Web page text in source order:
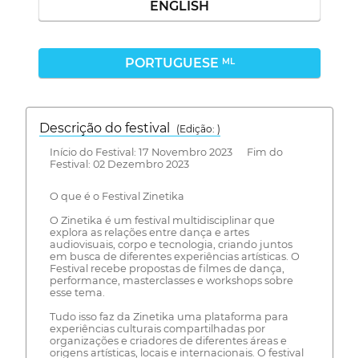
ENGLISH
PORTUGUESE ML
Descrição do festival
(Edição: )
Início do Festival: 17 Novembro 2023 Fim do
Festival: 02 Dezembro 2023
O que é o Festival Zinetika
O Zinetika é um festival multidisciplinar que
explora as relações entre dança e artes
audiovisuais, corpo e tecnologia, criando juntos
em busca de diferentes experiências artísticas. O
Festival recebe propostas de filmes de dança,
performance, masterclasses e workshops sobre
esse tema.
Tudo isso faz da Zinetika uma plataforma para
experiências culturais compartilhadas por
organizações e criadores de diferentes áreas e
origens artísticas, locais e internacionais. O festival